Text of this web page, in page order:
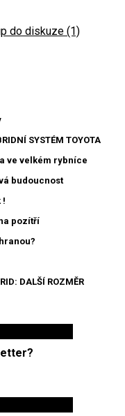
do diskuze (1)
SYSTÉM TOYOTA
ve velkém rybníce
budoucnost
!
pozítří
DALŠÍ ROZMĚR